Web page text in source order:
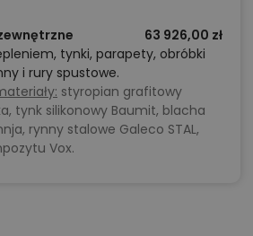
63 926,00 zł
tynki, parapety, obróbki
i rury spustowe.
styropian grafitowy
tynk silikonowy Baumit, blacha
rynny stalowe Galeco STAL,
Vox.